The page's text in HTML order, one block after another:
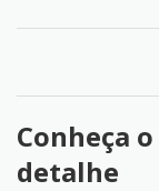
Conheça o
detalhe